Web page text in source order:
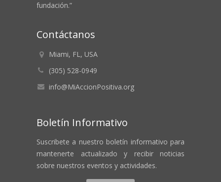
fundación.”
Contáctanos
Miami, FL, USA
(305) 528-0949
info@MiAccionPositiva.org
Boletín Informativo
Suscribete a nuestro boletín informativo para
mantenerte actualizado y recibir noticias
sobre nuestros eventos y actividades.